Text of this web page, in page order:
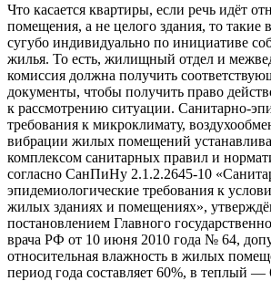
Что касается квартиры, если речь идёт
помещения, а не целого здания, то такие
сугубо индивидуально по инициативе
жилья. То есть, жилищный отдел и
комиссия должна получить
документы, чтобы получить право
к рассмотрению ситуации. Санитарно-
требования к микроклимату,
вибрации жилых помещений
комплексом санитарных правил и
согласно СанПиНу 2.1.2.2645-10
эпидемиологические требования к
жилых зданиях и помещениях»,
постановлением Главного
врача РФ от 10 июня 2010 года № 64,
относительная влажность в жилых
период года составляет 60%, в теплый —